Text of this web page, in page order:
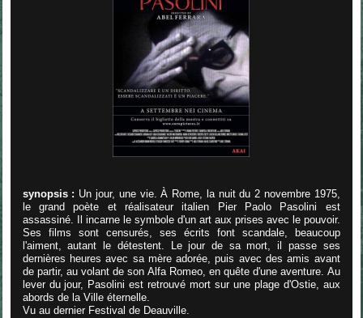
synopsis : Un jour, une vie. À Rome, la nuit du 2 novembre 1975,
le grand poète et réalisateur italien Pier Paolo Pasolini est
assassiné. Il incarne le symbole d'un art aux prises avec le pouvoir.
Ses films sont censurés, ses écrits font scandale, beaucoup
l'aiment, autant le détestent. Le jour de sa mort, il passe ses
dernières heures avec sa mère adorée, puis avec des amis avant
de partir, au volant de son Alfa Romeo, en quête d'une aventure. Au
lever du jour, Pasolini est retrouvé mort sur une plage d'Ostie, aux
abords de la Ville éternelle.
Vu au dernier Festival de Deauville.